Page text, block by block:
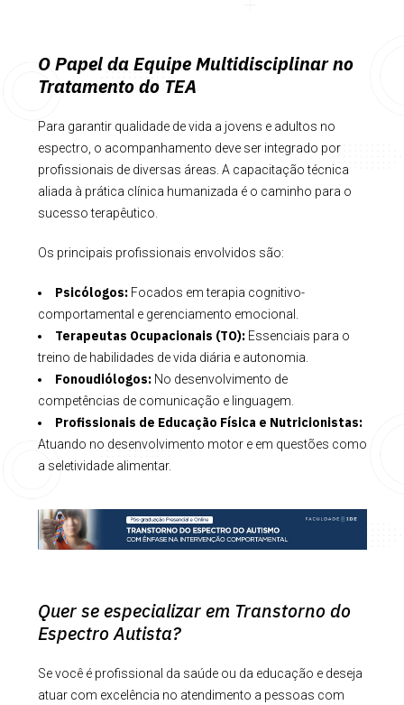
O Papel da Equipe Multidisciplinar no
Tratamento do TEA
Para garantir qualidade de vida a jovens e adultos no
espectro, o acompanhamento deve ser integrado por
profissionais de diversas áreas. A capacitação técnica
aliada à prática clínica humanizada é o caminho para o
sucesso terapêutico.
Os principais profissionais envolvidos são:
Psicólogos:Focados em terapia cognitivo-
comportamental e gerenciamento emocional.
Terapeutas Ocupacionais (TO):Essenciais para o
treino de habilidades de vida diária e autonomia.
Fonoudiólogos:No desenvolvimento de
competências de comunicação e linguagem.
Profissionais de Educação Física e Nutricionistas:
Atuando no desenvolvimento motor e em questões como
a seletividade alimentar.
Quer se especializar em Transtorno do
Espectro Autista?
Se você é profissional da saúde ou da educação e deseja
atuar com excelência no atendimento a pessoas com